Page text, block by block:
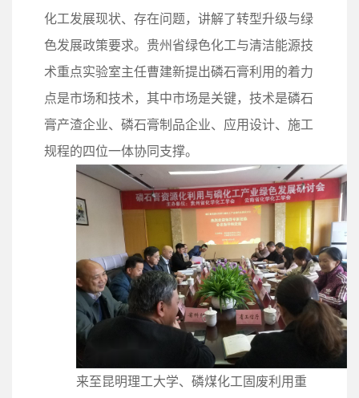
化工发展现状、存在问题，讲解了转型升级与绿
色发展政策要求。贵州省绿色化工与清洁能源技
术重点实验室主任曹建新提出磷石膏利用的着力
点是市场和技术，其中市场是关键，技术是磷石
膏产渣企业、磷石膏制品企业、应用设计、施工
规程的四位一体协同支撑。
来至昆明理工大学、磷煤化工固废利用重